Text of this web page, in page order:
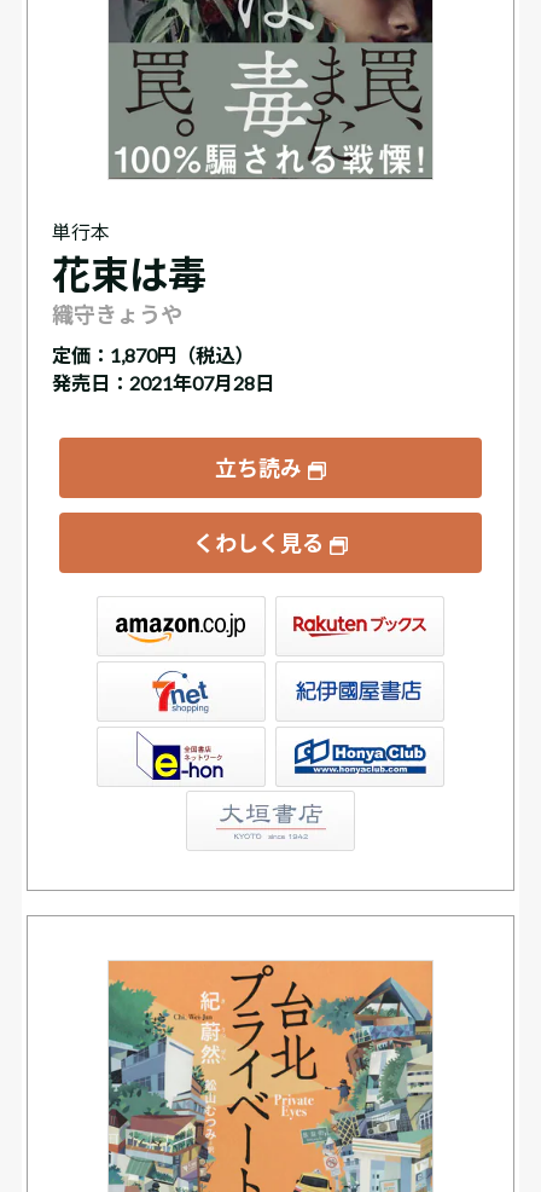
単行本
花束は毒
織守きょうや
定価： 1,870円（税込）
発売日：2021年07月28日
立ち読み
くわしく見る
書店ウェブストア